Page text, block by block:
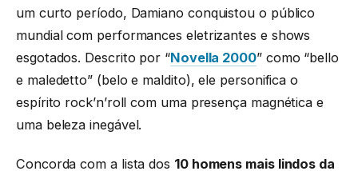
um curto período, Damiano conquistou o público
mundial com performances eletrizantes e shows
esgotados. Descrito por “Novella 2000” como “bello
e maledetto” (belo e maldito), ele personifica o
espírito rock’n’roll com uma presença magnética e
uma beleza inegável.
Concorda com a lista dos 10 homens mais lindos da